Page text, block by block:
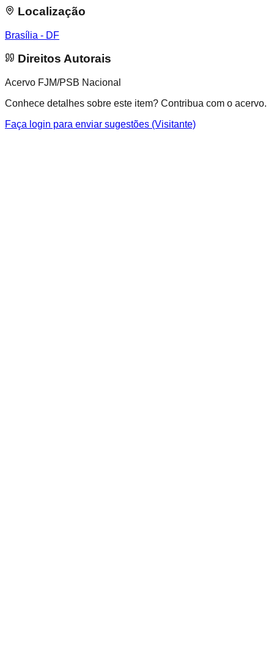
Localização
Brasília - DF
Direitos Autorais
Acervo FJM/PSB Nacional
Conhece detalhes sobre este item? Contribua com o acervo.
Faça login para enviar sugestões (Visitante)